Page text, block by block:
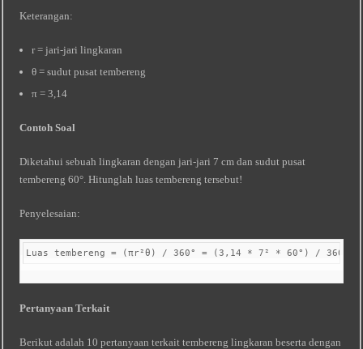
Keterangan:
r = jari-jari lingkaran
θ = sudut pusat tembereng
π = 3,14
Contoh Soal
Diketahui sebuah lingkaran dengan jari-jari 7 cm dan sudut pusat
tembereng 60°. Hitunglah luas tembereng tersebut!
Penyelesaian:
Luas tembereng = (πr²θ) / 360° = (3,14 * 7² * 60°) / 360°
Pertanyaan Terkait
Berikut adalah 10 pertanyaan terkait tembereng lingkaran beserta dengan